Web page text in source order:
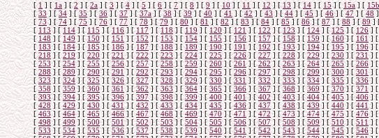
[1 ] [1а] [2] [2а ] [ 3] [4] [5 ] [ 6] [ 7] [ 8] [ 9] [10] [ 11 ] [ 12] [13 ] [ 14 ] [ 15] [15a ] [ 15b
[33] [34] [ 35] [36] [37] [37а] [38] [ 39] [40] [41] [42] [ 43] [44] [45] [ 46] [ 47 ] [48 ]
[ 73] [74] [ 75 ] [ 76] [ 77 ] [78] [79 ] [ 80] [81] [ 82 ] [ 83] [84 ] [ 85 ] [86] [ 87] [88 ] [89]
[113] [ 114] [ 115 ] [ 116] [117] [118] [119 ] [ 120] [ 121 ] [ 122 ] [ 123 ] [124 ] [125] [ 126]
[ 148 ] [ 149] [150 ] [151 ] [152 ] [ 153] [ 154 ] [ 155 ] [156 ] [ 157 ] [ 158] [ 159] [160] [ 161 ] [
[ 183] [ 184 ] [ 185] [ 186] [ 187] [188 ] [189] [190 ] [ 191 ] [192 ] [193 ] [194 ] [ 195 ] [196] [
[218 ] [ 219] [ 220 ] [221] [ 222 ] [223 ] [ 224] [ 225 ] [226] [227 ] [228] [ 229] [ 230 ] [231] [
[253] [254] [255] [256] [ 257] [ 258 ] [259] [260] [261] [ 262] [263] [264 ] [265 ] [266 ]
[ 288] [289 ] [290] [291] [ 292 ] [293] [294] [295 ] [ 296] [297] [298] [ 299 ] [300 ] [301] [
[ 323 ] [ 324 ] [ 325 ] [ 326 ] [327] [328 ] [329 ] [330] [ 331 ] [ 332 ] [333 ] [334 ] [ 335] [ 336]
[ 358 ] [ 359] [360 ] [ 361] [362 ] [ 363 ] [364 ] [ 365 ] [366 ] [367 ] [368] [ 369 ] [ 370] [ 371 ] [
[393] [394 ] [ 395] [396] [ 397] [398] [ 399] [400] [ 401] [402 ] [403 ] [404] [405 ] [406] [
[428 ] [ 429] [ 430 ] [431 ] [ 432 ] [433 ] [ 434] [ 435 ] [436] [437 ] [ 438] [ 439] [ 440 ] [441] [
[ 463] [464] [465] [466] [ 467] [ 468 ] [469] [470] [471 ] [472] [473] [474 ] [ 475 ] [476 ]
[ 498] [ 499 ] [500] [501] [ 502] [503] [504] [505 ] [ 506] [507 ] [508] [509] [510 ] [511] [
[ 533] [ 534 ] [ 535] [ 536 ] [ 537 ] [538 ] [539] [540 ] [ 541 ] [542 ] [543 ] [544 ] [ 545 ] [546] [